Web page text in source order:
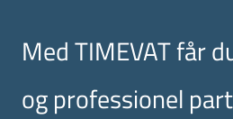
Med TIMEVAT får
og professionel